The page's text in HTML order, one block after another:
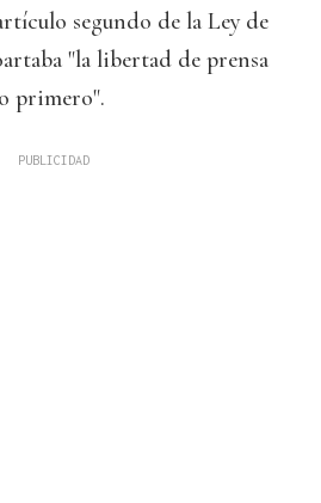
segundo de la Ley de
"la libertad de prensa
primero".